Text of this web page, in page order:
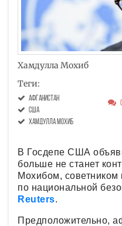
Хамдулла Мохиб
Теги:
Афганистан
США
Хамдулла Мохиб
В Госдепе США
больше не станет
Мохибом, советником
по национальной
Reuters.
Предположительно,